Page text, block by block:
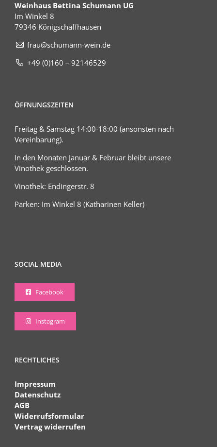
Weinhaus Bettina Schumann UG
Im Winkel 8
79346 Königschaffhausen
frau@schumann-wein.de
+49 (0)160 – 92146529
ÖFFNUNGSZEITEN
Freitag & Samstag 14:00-18:00 (ansonsten nach
Vereinbarung).
In den Monaten Januar & Februar bleibt unsere
Vinothek geschlossen.
Vinothek: Endingerstr. 8
Parken: Im Winkel 8 (Katharinen Keller)
SOCIAL MEDIA
Facebook
Instagram
RECHTLICHES
Impressum
Datenschutz
AGB
Widerrufsformular
Vertrag widerrufen